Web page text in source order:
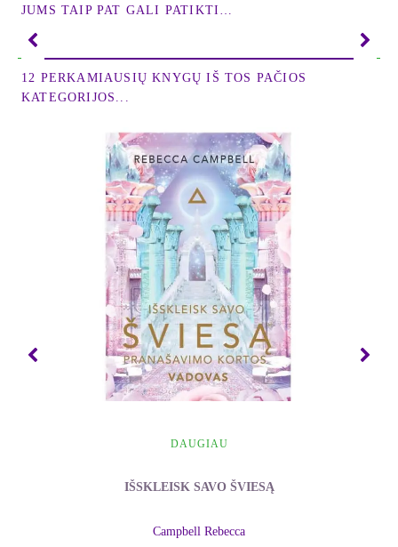
dešimtmetyje. Pokalbius užrašė ir išleido Šiunriū
DZENO PROTAS – štai tie paslaptingi žodžiai,
nukreipti žvilgsnį į vidų ir susimąstyti. „Aš žinau,
kas yra mano protas, – sakome, – tačiau kas yra
dzeno protas?“ O paskui priduriame: „Ar aš tikrai
žinau, kas yra mano protas? Ar mano protas yra tai,
ką aš dabar darau ir apie ką mąstau?“ Ir jeigu
paskui ramiai atsisėdę pabandysime į tą klausimą
įsigilinti, jei pasistengsime suprasti, kas iš tikrųjų
yra mūsų protas – tai jau bus dzeno pratybos. Tai
bus nesuvaržyto proto būsena.
Toks nekaltas ir naivus protas, panoręs sužinoti, kas
jis toks, yra PRADINUKO PROTAS. Kaip tik
galimybių, pasiruošęs visus dalykus ir visus
žvilgsniu. Pradinuko protas yra protas žmogaus,
JUMS TAIP PAT GALI PATIKTI…
12 PERKAMIAUSIŲ KNYGŲ IŠ TOS PAČIOS
KATEGORIJOS...
DAUGIAU
IŠSKLEISK SAVO ŠVIESĄ
Campbell Rebecca